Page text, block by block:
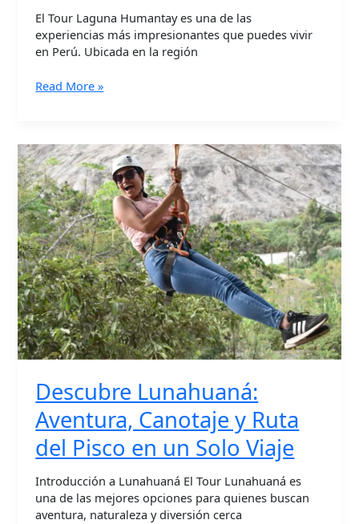
El Tour Laguna Humantay es una de las
experiencias más impresionantes que puedes vivir
en Perú. Ubicada en la región
Read More »
Descubre Lunahuaná:
Aventura, Canotaje y Ruta
del Pisco en un Solo Viaje
Introducción a Lunahuaná El Tour Lunahuaná es
una de las mejores opciones para quienes buscan
aventura, naturaleza y diversión cerca
Descubre
Lunahuaná:
Aventura,
Canotaje
y
Ruta
del
Pisco
en
un
Solo
Viaje